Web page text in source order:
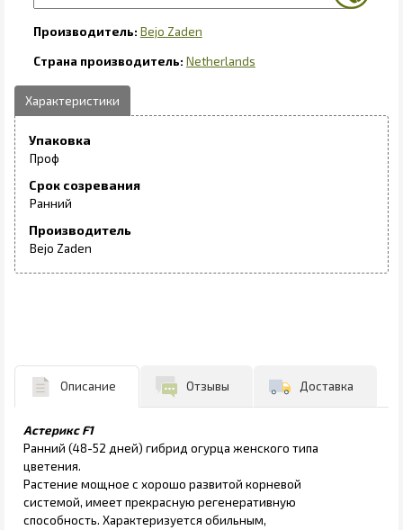
Bejo Zaden
Netherlands
Упаковка
Проф
Срок созревания
Ранний
Производитель
Bejo Zaden
Описание Отзывы Доставка
Астерикс F1
Ранний (48-52 дней) гибрид огурца женского типа
цветения.
Растение мощное с хорошо развитой корневой
системой, имеет прекрасную регенеративную
способность. Характеризуется обильным,